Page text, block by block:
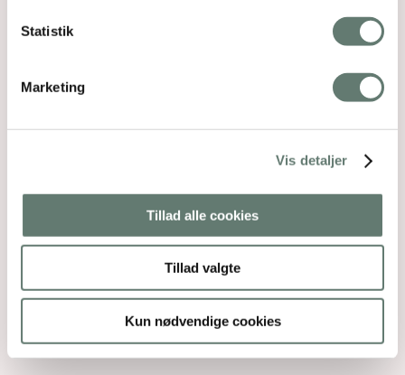
Statistik
Marketing
Vis detaljer
Tillad alle cookies
Tillad valgte
Kun nødvendige cookies